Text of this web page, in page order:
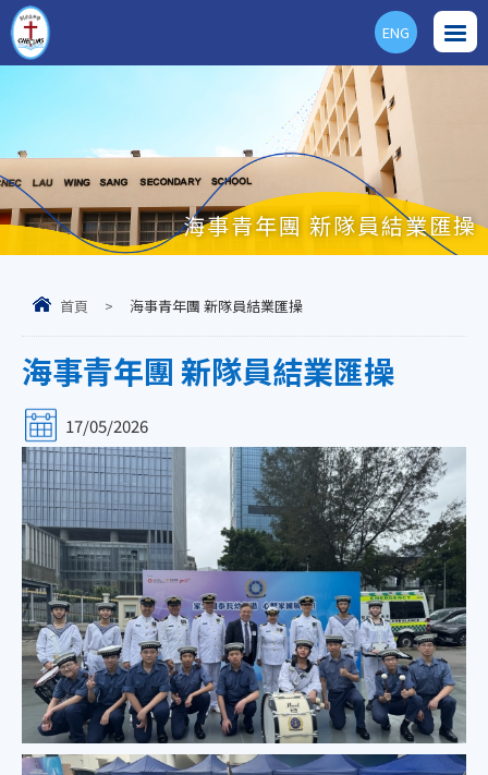
ENG
海事青年團 新隊員結業匯操
首頁 > 海事青年團 新隊員結業匯操
海事青年團 新隊員結業匯操
17/05/2026